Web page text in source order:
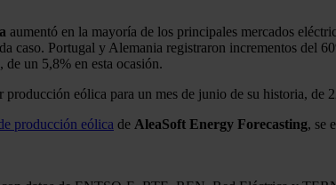
aumentó en la mayoría de los principales mercados
caso. Portugal y Alemania registraron incrementos del
de un 5,8% en esta ocasión.
eólica para un mes de junio de su historia, de
producción eólica de AleaSoft Energy Forecasting, se